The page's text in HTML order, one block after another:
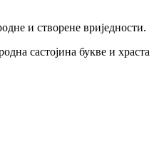
и створене вриједности.
састојина букве и храста